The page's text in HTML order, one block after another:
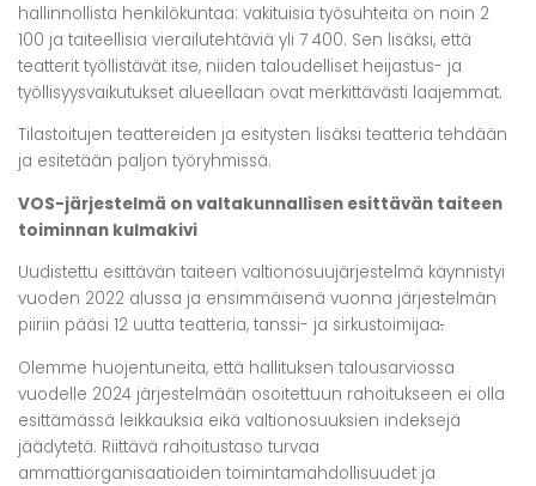
hallinnollista henkilökuntaa: vakituisia työsuhteita on noin 2
100 ja taiteellisia vierailutehtäviä yli 7 400. Sen lisäksi, että
teatterit työllistävät itse, niiden taloudelliset heijastus- ja
työllisyysvaikutukset alueellaan ovat merkittävästi laajemmat.
Tilastoitujen teattereiden ja esitysten lisäksi teatteria tehdään
ja esitetään paljon työryhmissä.
VOS-järjestelmä on valtakunnallisen esittävän taiteen
toiminnan kulmakivi
Uudistettu esittävän taiteen valtionosuujärjestelmä käynnistyi
vuoden 2022 alussa ja ensimmäisenä vuonna järjestelmän
piiriin pääsi 12 uutta teatteria, tanssi- ja sirkustoimijaa.
Olemme huojentuneita, että hallituksen talousarviossa
vuodelle 2024 järjestelmään osoitettuun rahoitukseen ei olla
esittämässä leikkauksia eikä valtionosuuksien indeksejä
jäädytetä. Riittävä rahoitustaso turvaa
ammattiorganisaatioiden toimintamahdollisuudet ja